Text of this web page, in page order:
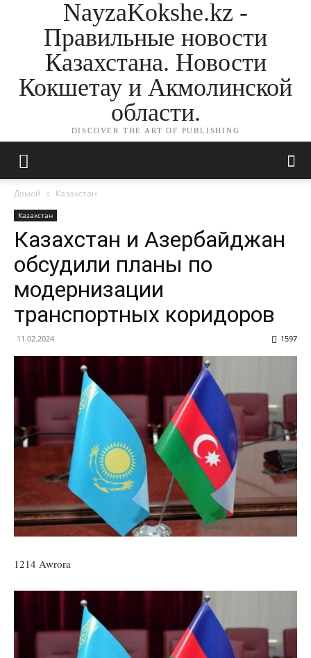
NayzaKokshe.kz -
Правильные новости
Казахстана. Новости
Кокшетау и Акмолинской
области.
DISCOVER THE ART OF PUBLISHING
Домой Казахстан
Казахстан
Казахстан и Азербайджан
обсудили планы по
модернизации
транспортных коридоров
11.02.2024 1597
1214 Awrora